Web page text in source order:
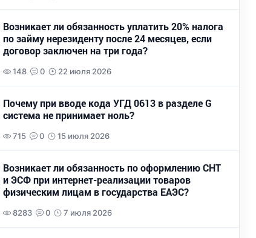
Возникает ли обязанность уплатить 20% налога
по займу нерезиденту после 24 месяцев, если
договор заключен на три года?
148 0 22 июля 2026
Почему при вводе кода УГД 0613 в разделе G
система не принимает ноль?
715 0 15 июля 2026
Возникает ли обязанность по оформлению СНТ
и ЭСФ при интернет-реализации товаров
физическим лицам в государства ЕАЭС?
8283 0 7 июля 2026